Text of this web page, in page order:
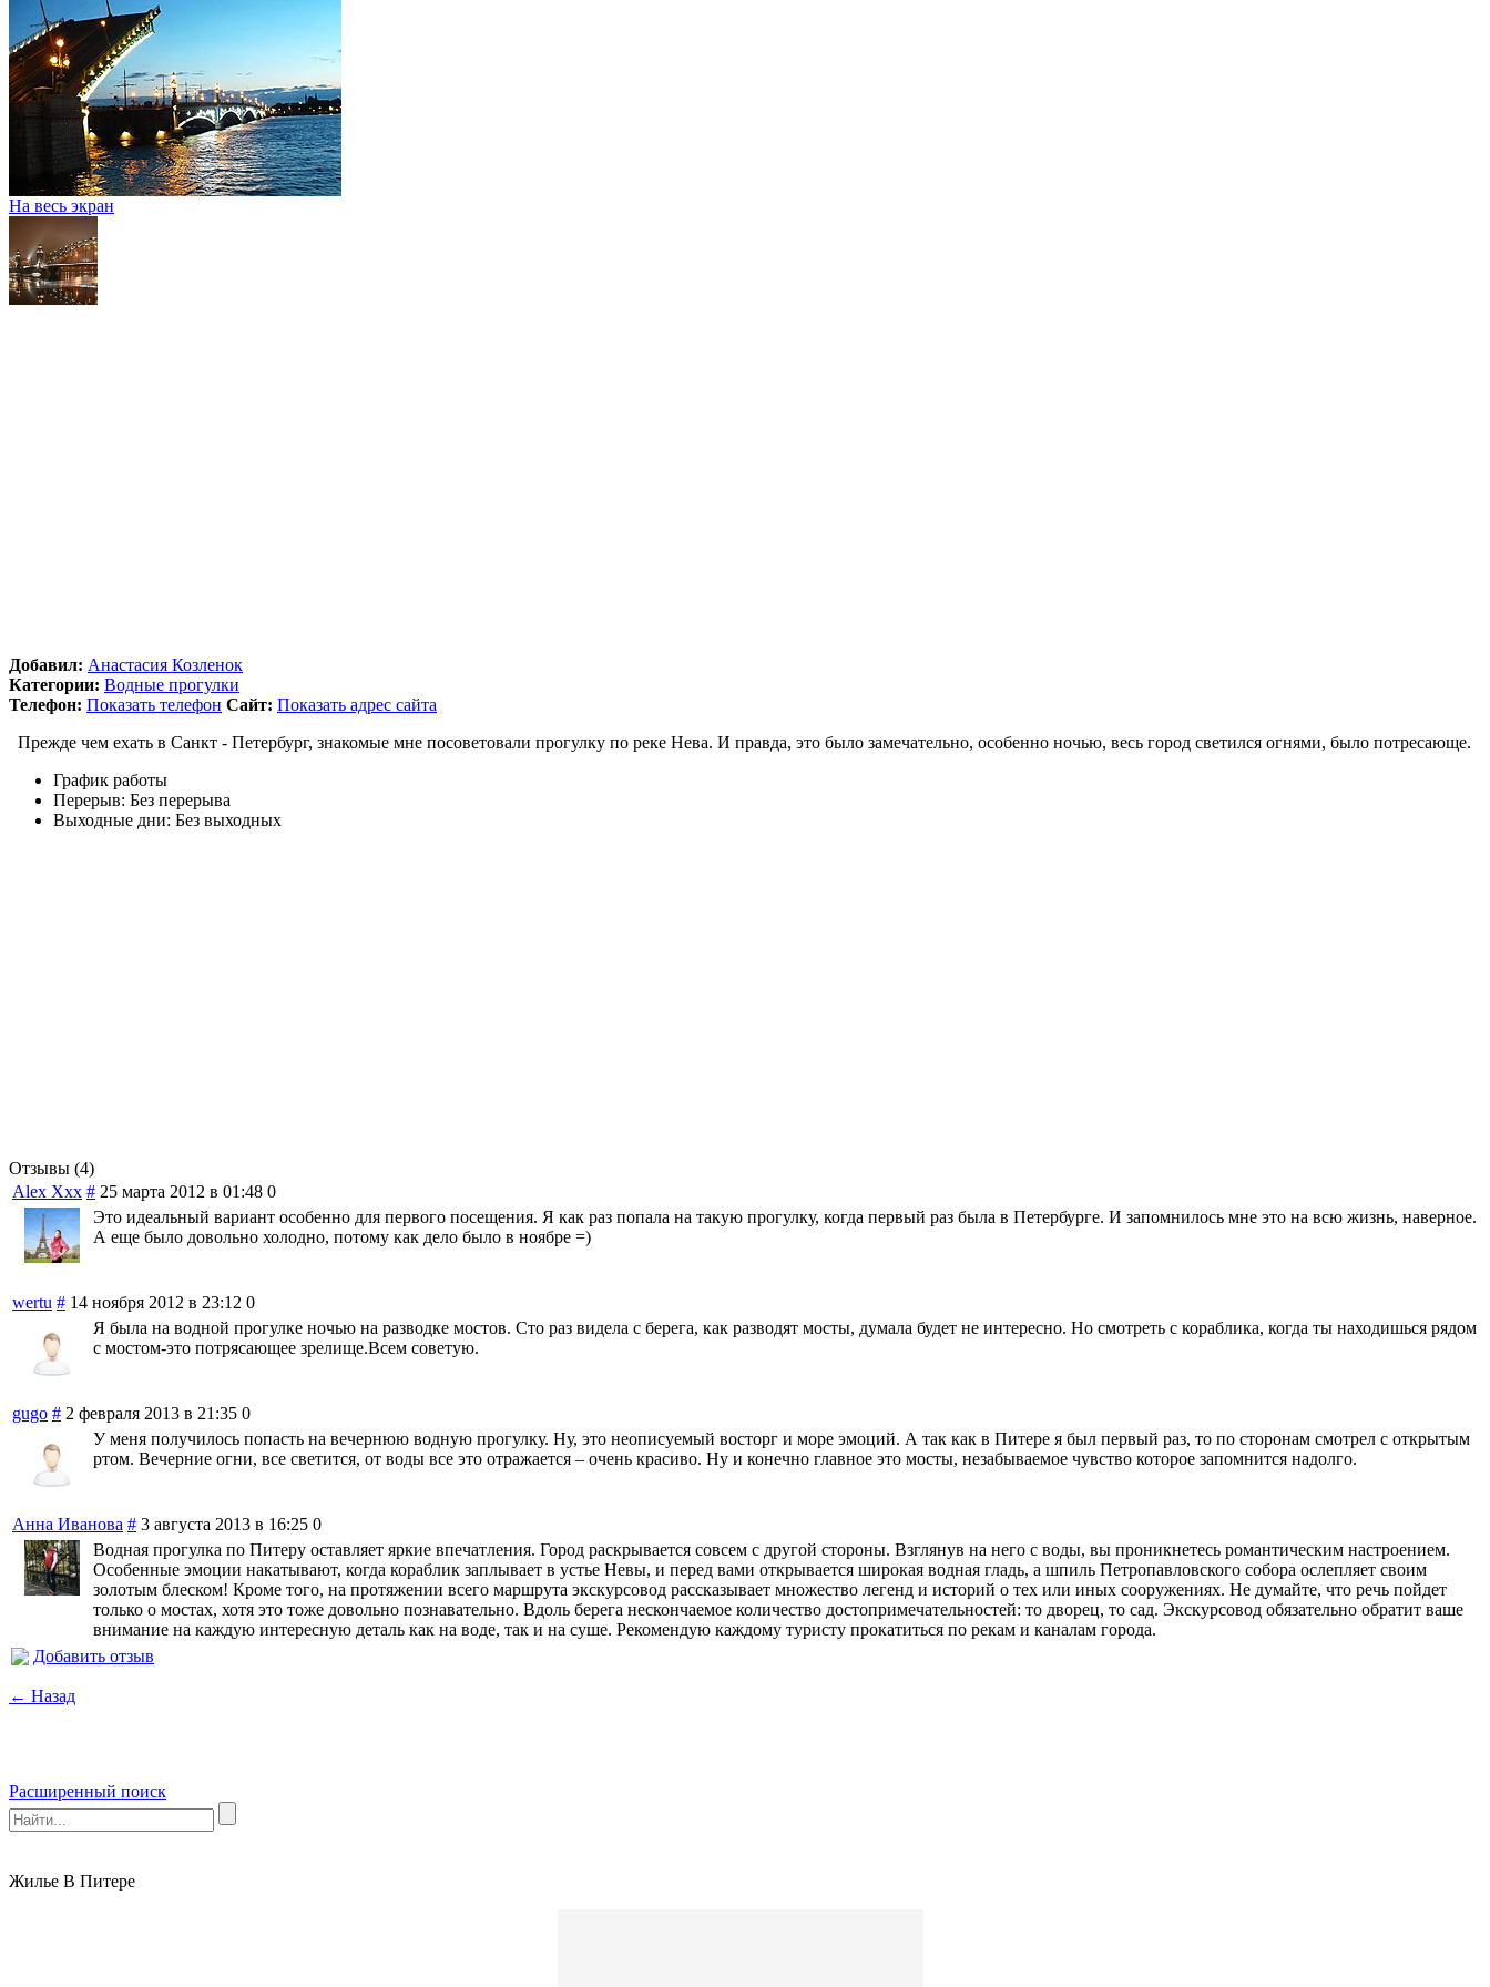
На весь экран
Добавил: Анастасия Козленок
Категории: Водные прогулки
Телефон: Показать телефон Сайт: Показать адрес сайта
Прежде чем ехать в Санкт - Петербург, знакомые мне посоветовали прогулку по реке Нева. И правда, это было замечательно, особенно ночью, весь город светился огнями, было потресающе.
График работы
Перерыв: Без перерыва
Выходные дни: Без выходных
Отзывы (4)
Alex Ххх # 25 марта 2012 в 01:48 0
Это идеальный вариант особенно для первого посещения. Я как раз попала на такую прогулку, когда первый раз была в Петербурге. И запомнилось мне это на всю жизнь, наверное.
А еще было довольно холодно, потому как дело было в ноябре =)
wertu # 14 ноября 2012 в 23:12 0
Я была на водной прогулке ночью на разводке мостов. Сто раз видела с берега, как разводят мосты, думала будет не интересно. Но смотреть с кораблика, когда ты находишься рядом
с мостом-это потрясающее зрелище.Всем советую.
gugo # 2 февраля 2013 в 21:35 0
У меня получилось попасть на вечернюю водную прогулку. Ну, это неописуемый восторг и море эмоций. А так как в Питере я был первый раз, то по сторонам смотрел с открытым
ртом. Вечерние огни, все светится, от воды все это отражается – очень красиво. Ну и конечно главное это мосты, незабываемое чувство которое запомнится надолго.
Анна Иванова # 3 августа 2013 в 16:25 0
Водная прогулка по Питеру оставляет яркие впечатления. Город раскрывается совсем с другой стороны. Взглянув на него с воды, вы проникнетесь романтическим настроением.
Особенные эмоции накатывают, когда кораблик заплывает в устье Невы, и перед вами открывается широкая водная гладь, а шпиль Петропавловского собора ослепляет своим
золотым блеском! Кроме того, на протяжении всего маршрута экскурсовод рассказывает множество легенд и историй о тех или иных сооружениях. Не думайте, что речь пойдет
только о мостах, хотя это тоже довольно познавательно. Вдоль берега нескончаемое количество достопримечательностей: то дворец, то сад. Экскурсовод обязательно обратит ваше
внимание на каждую интересную деталь как на воде, так и на суше. Рекомендую каждому туристу прокатиться по рекам и каналам города.
Добавить отзыв
← Назад
Расширенный поиск
Жилье В Питере